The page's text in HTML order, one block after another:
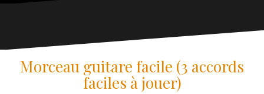
Morceau guitare facile (3 accords
faciles à jouer)